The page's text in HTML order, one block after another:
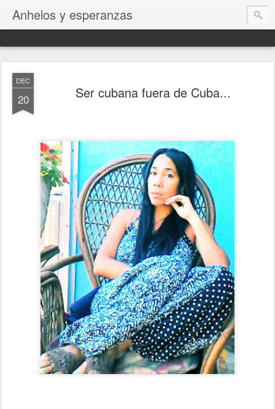
Anhelos y esperanzas
DEC
20 Ser cubana fuera de Cuba...